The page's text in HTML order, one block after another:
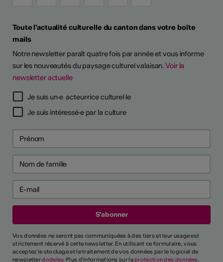
D'ARTISTES
Toute l'actualité culturelle du canton dans votre boîte
mails
Notre newsletter paraît quatre fois par année et vous informe
sur les nouveautés du paysage culturel valaisan.Voir la
newsletter actuelle
Je suis un·e acteur·rice culturel·le
Je suis intéressé·e par la culture
Vos données ne seront pas communiquées à des tiers et leur usage est
strictement réservé à cette newsletter. En utilisant ce formulaire, vous
acceptez le stockage et le traitement de vos données par le logiciel de
newsletterdodeley. Plus d'informations sur la protection des données.